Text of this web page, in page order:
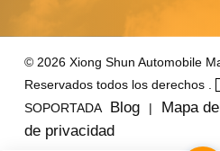
© 2026 Xiong Shun Automobile
Reservados todos los derechos .
SOPORTADA
Blog | Mapa
de privacidad